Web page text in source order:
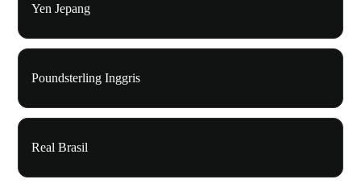
Yen Jepang
Poundsterling Inggris
Real Brasil